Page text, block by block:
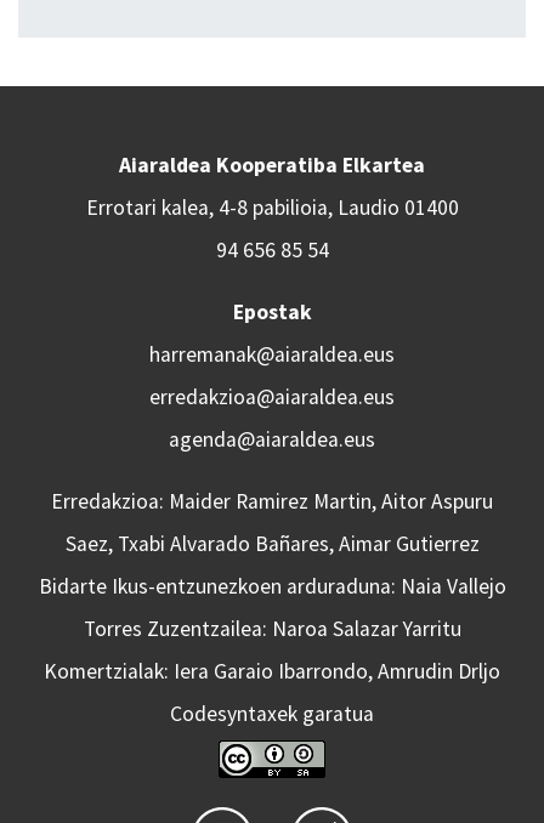
Aiaraldea Kooperatiba Elkartea
Errotari kalea, 4-8 pabilioia, Laudio 01400
94 656 85 54
Epostak
harremanak@aiaraldea.eus
erredakzioa@aiaraldea.eus
agenda@aiaraldea.eus
Erredakzioa: Maider Ramirez Martin, Aitor Aspuru
Saez, Txabi Alvarado Bañares, Aimar Gutierrez
Bidarte Ikus-entzunezkoen arduraduna: Naia Vallejo
Torres Zuzentzailea: Naroa Salazar Yarritu
Komertzialak: Iera Garaio Ibarrondo, Amrudin Drljo
Codesyntaxek garatua